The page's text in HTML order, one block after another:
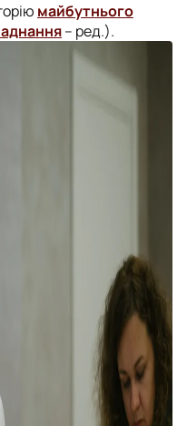
майбутнього
– ред.).